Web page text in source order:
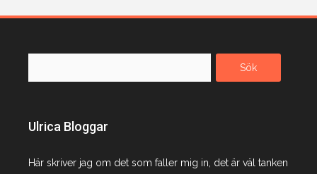
Ulrica Bloggar
Här skriver jag om det som faller mig in, det är väl tanken